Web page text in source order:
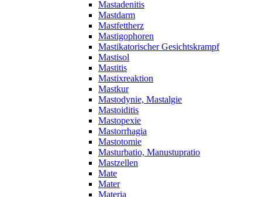
Mastadenitis
Mastdarm
Mastfettherz
Mastigophoren
Mastikatorischer Gesichtskrampf
Mastisol
Mastitis
Mastixreaktion
Mastkur
Mastodynie, Mastalgie
Mastoiditis
Mastopexie
Mastorrhagia
Mastotomie
Masturbatio, Manustupratio
Mastzellen
Mate
Mater
Materia